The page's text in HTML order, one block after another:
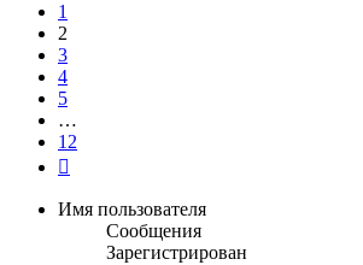
1
2
3
4
5
…
12
Имя пользователя
Сообщения
Зарегистрирован